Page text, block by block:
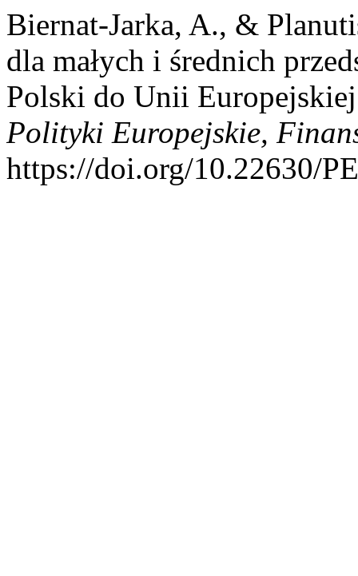
Biernat-Jarka, A., &
dla małych i średnich
Polski do Unii
Polityki Europejskie,
https://doi.org/10.22630/